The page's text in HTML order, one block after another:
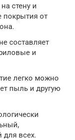
стену и
покрытия от
составляет
и
легко можно
пыль и другую
для всех.